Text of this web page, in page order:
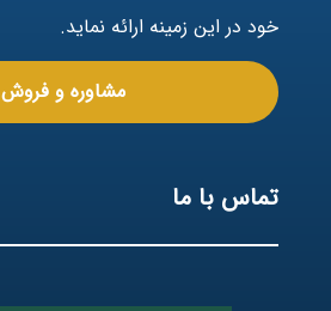
خود در این زمینه ارائه نماید.
مشاوره و فروش
تماس با ما